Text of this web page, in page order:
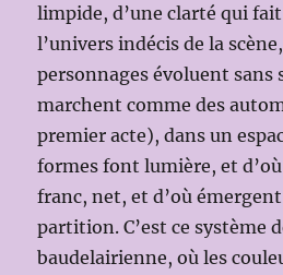
limpide, d’une clarté qui
l’univers indécis de la
personnages évoluent sans
marchent comme des
premier acte), dans un
formes font lumière, et
franc, net, et d’où
partition. C’est ce système
baudelairienne, où les